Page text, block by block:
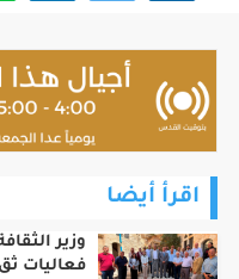
اقرأ أيضا
وزير
فعاليات